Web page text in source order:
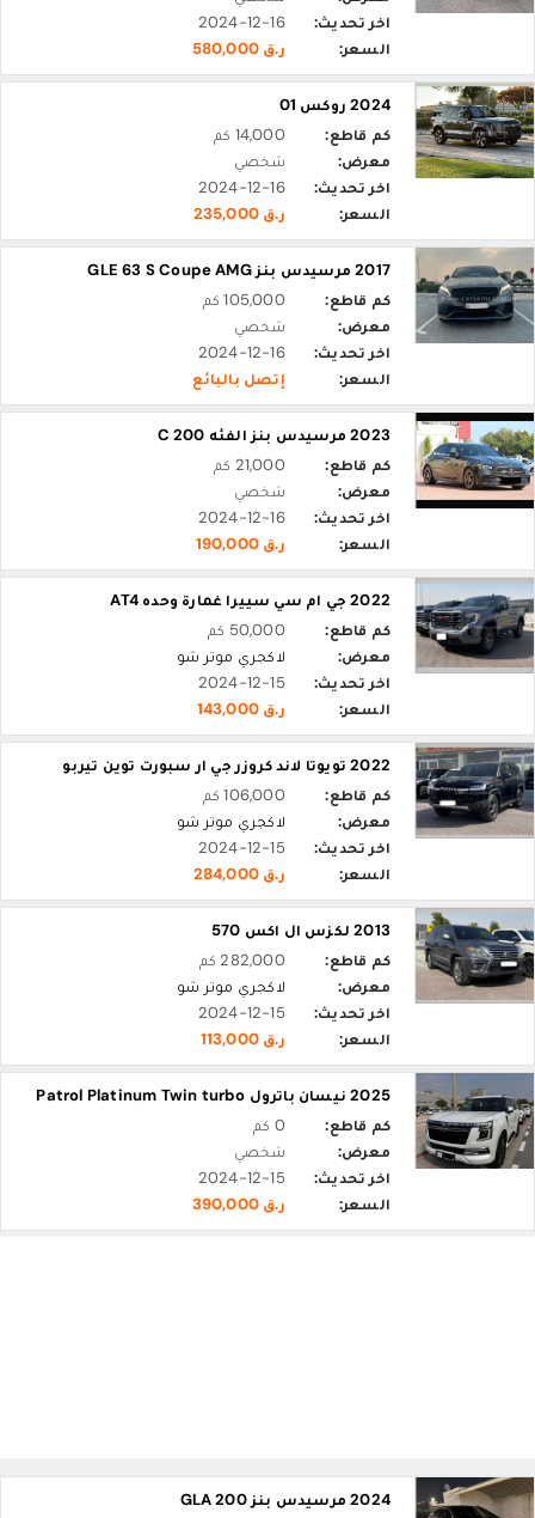
اخر تحديث:
2024-12-16
السعر:
ر.ق 580,000
2024 روكس 01
كم قاطع:
14,000 كم
معرض:
شخصي
اخر تحديث:
2024-12-16
السعر:
ر.ق 235,000
2017 مرسيدس بنز GLE 63 S Coupe AMG
كم قاطع:
105,000 كم
معرض:
شخصي
اخر تحديث:
2024-12-16
السعر:
إتصل بالبائع
2023 مرسيدس بنز الفئه C 200
كم قاطع:
21,000 كم
معرض:
شخصي
اخر تحديث:
2024-12-16
السعر:
ر.ق 190,000
2022 جي ام سي سييرا غمارة وحده AT4
كم قاطع:
50,000 كم
معرض:
لاكجري موتر شو
اخر تحديث:
2024-12-15
السعر:
ر.ق 143,000
2022 تويوتا لاند كروزر جي ار سبورت توين تيربو
كم قاطع:
106,000 كم
معرض:
لاكجري موتر شو
اخر تحديث:
2024-12-15
السعر:
ر.ق 284,000
2013 لكزس ال اكس 570
كم قاطع:
282,000 كم
معرض:
لاكجري موتر شو
اخر تحديث:
2024-12-15
السعر:
ر.ق 113,000
2025 نيسان باترول Patrol Platinum Twin turbo
كم قاطع:
0 كم
معرض:
شخصي
اخر تحديث:
2024-12-15
السعر:
ر.ق 390,000
2024 مرسيدس بنز GLA 200